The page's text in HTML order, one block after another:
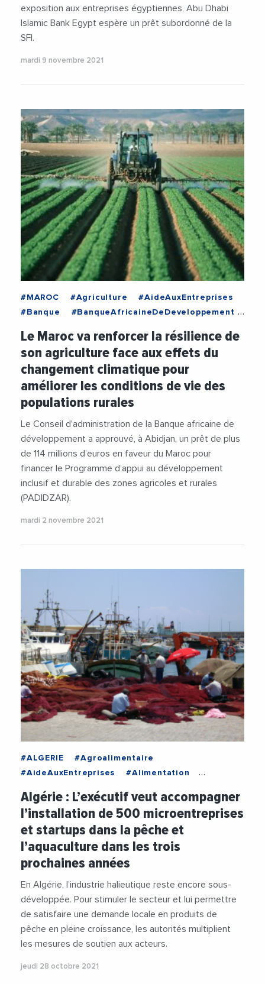
exposition aux entreprises égyptiennes, Abu Dhabi
Islamic Bank Egypt espère un prêt subordonné de la
SFI.
mardi 9 novembre 2021
#MAROC #Agriculture
#AideAuxEntreprises
#Banque
#BanqueAfricaineDeDeveloppement
#DeveloppementDurable
#Emploi #Industrie
Le Maroc va renforcer la résilience de
son agriculture face aux effets du
changement climatique pour
améliorer les conditions de vie des
populations rurales
Le Conseil d'administration de la Banque africaine de
développement a approuvé, à Abidjan, un prêt de plus
de 114 millions d’euros en faveur du Maroc pour
financer le Programme d’appui au développement
inclusif et durable des zones agricoles et rurales
(PADIDZAR).
mardi 2 novembre 2021
#ALGERIE
#Agroalimentaire
#AideAuxEntreprises
#Alimentation
#Exportation
#Financement
#Industrie
#Institution
#Investissement #Startup
Algérie : L’exécutif veut accompagner
l’installation de 500 microentreprises
et startups dans la pêche et
l’aquaculture dans les trois
prochaines années
En Algérie, l’industrie halieutique reste encore sous-
développée. Pour stimuler le secteur et lui permettre
de satisfaire une demande locale en produits de
pêche en pleine croissance, les autorités multiplient
les mesures de soutien aux acteurs.
jeudi 28 octobre 2021